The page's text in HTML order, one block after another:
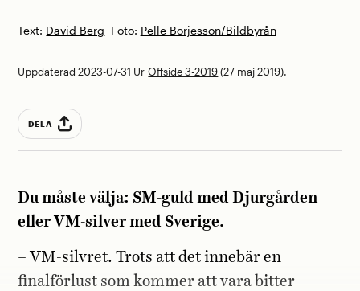
Text: David Berg Foto: Pelle Börjesson/Bildbyrån
Uppdaterad 2023-07-31 UrOffside 3-2019(27 maj 2019).
DELA
Du måste välja: SM-guld med Djurgården
eller VM-silver med Sverige.
– VM-silvret. Trots att det innebär en
finalförlust som kommer att vara bitter